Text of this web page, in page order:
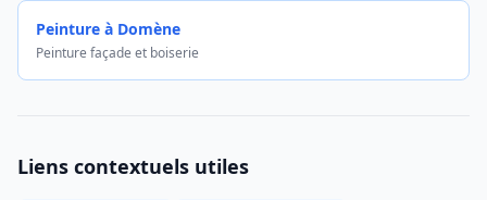
Peinture à Domène
Peinture façade et boiserie
Liens contextuels utiles